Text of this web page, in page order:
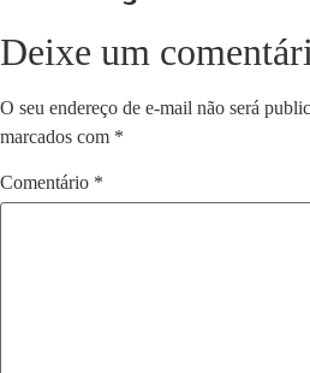
Deixe um
O seu endereço de e-mail não será
marcados com *
Comentário *